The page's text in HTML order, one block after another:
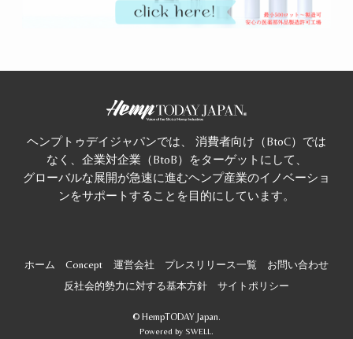
ヘンプトゥデイジャパンでは、 消費者向け（BtoC）では
なく、企業対企業（BtoB）をターゲットにして、
グローバルな展開が急速に進むヘンプ産業のイノベーショ
ンをサポートすることを目的にしています。
ホーム Concept 運営会社 プレスリリース一覧
お問い合わせ
反社会的勢力に対する基本方針
サイトポリシー
© HempTODAY Japan.
Powered by SWELL.